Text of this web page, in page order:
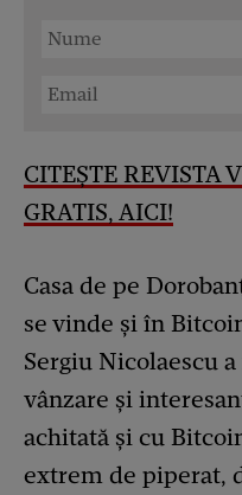
CITEȘTE REVISTA
GRATIS, AICI!
Casa de pe
se vinde și în
Sergiu Nicolaescu
vânzare și
achitată și cu
extrem de piperat,